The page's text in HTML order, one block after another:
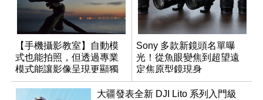
【手機攝影教室】自動模
式也能拍照，但透過專業
模式能讓影像呈現更顯獨
特與個人風格
Sony 多款新鏡頭名單曝
光！從魚眼變焦到超望遠
定焦原型鏡現身
大疆發表全新 DJI Lito 系列入門級